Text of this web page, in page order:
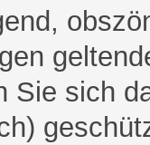
Sie sich